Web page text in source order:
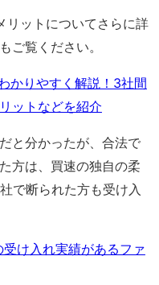
リットについてさらに詳
ご覧ください。
かりやすく解説！3社間
ットなどを紹介
と分かったが、合法で
方は、買速の独自の柔
で断られた方も受け入
け入れ実績があるファ